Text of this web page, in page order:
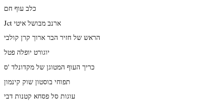
כלב עוף חם
Jct ארנב מבושל איטי
הראש של חזיר הבר ארוך קרן קולבי
יוגורט יופלה פטל
כריך העוף המטוגן של מקדונלד 'ס
תפוחי בוסטון שוק קינמון
עוגות סל פסחא קטנות דבי